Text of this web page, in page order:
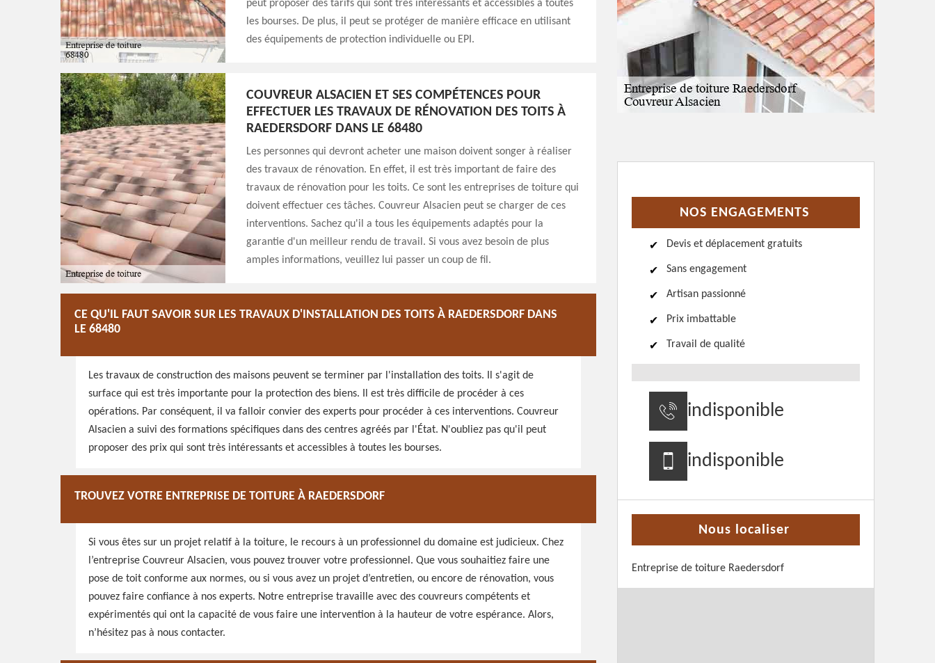
peut proposer des tarifs qui sont très intéressants et accessibles à toutes
les bourses. De plus, il peut se protéger de manière efficace en utilisant
des équipements de protection individuelle ou EPI.
COUVREUR ALSACIEN ET SES COMPÉTENCES POUR
EFFECTUER LES TRAVAUX DE RÉNOVATION DES TOITS À
RAEDERSDORF DANS LE 68480
Les personnes qui devront acheter une maison doivent songer à réaliser
des travaux de rénovation. En effet, il est très important de faire des
travaux de rénovation pour les toits. Ce sont les entreprises de toiture qui
doivent effectuer ces tâches. Couvreur Alsacien peut se charger de ces
interventions. Sachez qu'il a tous les équipements adaptés pour la
garantie d'un meilleur rendu de travail. Si vous avez besoin de plus
amples informations, veuillez lui passer un coup de fil.
CE QU'IL FAUT SAVOIR SUR LES TRAVAUX D'INSTALLATION DES TOITS À RAEDERSDORF DANS
LE 68480
Les travaux de construction des maisons peuvent se terminer par l'installation des toits. Il s'agit de
surface qui est très importante pour la protection des biens. Il est très difficile de procéder à ces
opérations. Par conséquent, il va falloir convier des experts pour procéder à ces interventions. Couvreur
Alsacien a suivi des formations spécifiques dans des centres agréés par l'État. N'oubliez pas qu'il peut
proposer des prix qui sont très intéressants et accessibles à toutes les bourses.
TROUVEZ VOTRE ENTREPRISE DE TOITURE À RAEDERSDORF
Si vous êtes sur un projet relatif à la toiture, le recours à un professionnel du domaine est judicieux. Chez
l’entreprise Couvreur Alsacien, vous pouvez trouver votre professionnel. Que vous souhaitiez faire une
pose de toit conforme aux normes, ou si vous avez un projet d’entretien, ou encore de rénovation, vous
pouvez faire confiance à nos experts. Notre entreprise travaille avec des couvreurs compétents et
expérimentés qui ont la capacité de vous faire une intervention à la hauteur de votre espérance. Alors,
n’hésitez pas à nous contacter.
NOS ENGAGEMENTS
Devis et déplacement gratuits
Sans engagement
Artisan passionné
Prix imbattable
Travail de qualité
indisponible
indisponible
Nous localiser
Entreprise de toiture Raedersdorf